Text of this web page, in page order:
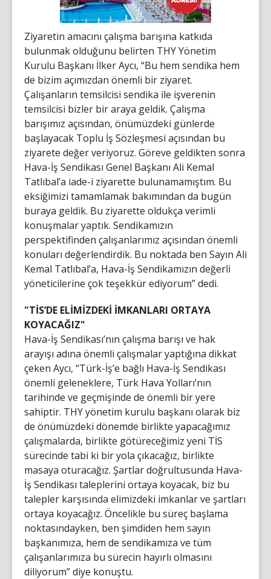
Ziyaretin amacını çalışma barışına katkıda
bulunmak olduğunu belirten THY Yönetim
Kurulu Başkanı İlker Aycı, “Bu hem sendika hem
de bizim açımızdan önemli bir ziyaret.
Çalışanların temsilcisi sendika ile işverenin
temsilcisi bizler bir araya geldik. Çalışma
barışımız açısından, önümüzdeki günlerde
başlayacak Toplu İş Sözleşmesi açısından bu
ziyarete değer veriyoruz. Göreve geldikten sonra
Hava-İş Sendikası Genel Başkanı Ali Kemal
Tatlıbal’a iade-i ziyarette bulunamamıştım. Bu
eksiğimizi tamamlamak bakımından da bugün
buraya geldik. Bu ziyarette oldukça verimli
konuşmalar yaptık. Sendikamızın
perspektifinden çalışanlarımız açısından önemli
konuları değerlendirdik. Bu noktada ben Sayın Ali
Kemal Tatlıbal’a, Hava-İş Sendikamızın değerli
yöneticilerine çok teşekkür ediyorum” dedi.
"TİS’DE ELİMİZDEKİ İMKANLARI ORTAYA
KOYACAĞIZ"
Hava-İş Sendikası’nın çalışma barışı ve hak
arayışı adına önemli çalışmalar yaptığına dikkat
çeken Aycı, “Türk-İş’e bağlı Hava-İş Sendikası
önemli geleneklere, Türk Hava Yolları’nın
tarihinde ve geçmişinde de önemli bir yere
sahiptir. THY yönetim kurulu başkanı olarak biz
de önümüzdeki dönemde birlikte yapacağımız
çalışmalarda, birlikte götüreceğimiz yeni TİS
sürecinde tabi ki bir yola çıkacağız, birlikte
masaya oturacağız. Şartlar doğrultusunda Hava-
İş Sendikası taleplerini ortaya koyacak, biz bu
talepler karşısında elimizdeki imkanlar ve şartları
ortaya koyacağız. Öncelikle bu süreç başlama
noktasındayken, ben şimdiden hem sayın
başkanımıza, hem de sendikamıza ve tüm
çalışanlarımıza bu sürecin hayırlı olmasını
diliyorum” diye konuştu.